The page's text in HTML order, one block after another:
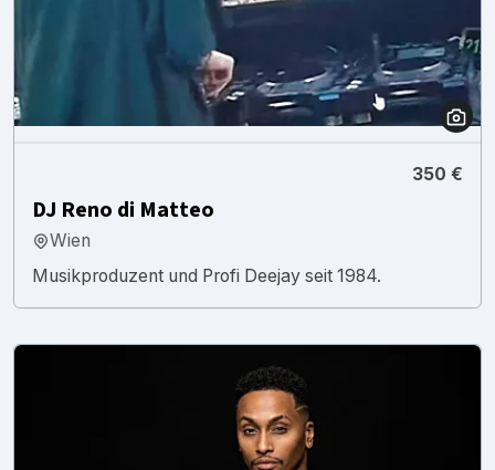
350 €
DJ Reno di Matteo
Wien
Musikproduzent und Profi Deejay seit 1984.